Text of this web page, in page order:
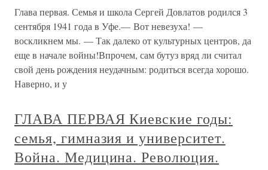
Глава первая. Семья и школа Сергей Довлатов родился 3
сентября 1941 года в Уфе.— Вот невезуха! —
воскликнем мы. — Так далеко от культурных центров, да
еще в начале войны!Впрочем, сам бутуз вряд ли считал
свой день рождения неудачным: родиться всегда хорошо.
Наверно, и у
ГЛАВА ПЕРВАЯ Киевские годы:
семья, гимназия и университет.
Война. Медицина. Революция.